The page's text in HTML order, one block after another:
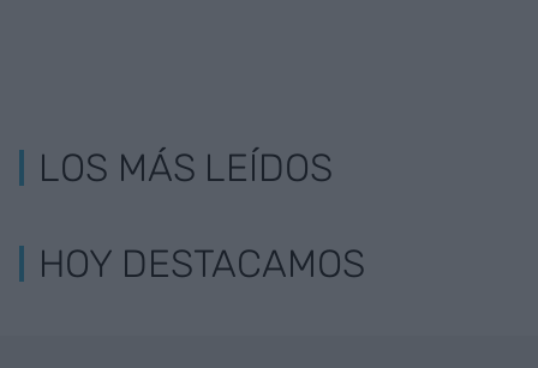
LOS MÁS LEÍDOS
HOY DESTACAMOS